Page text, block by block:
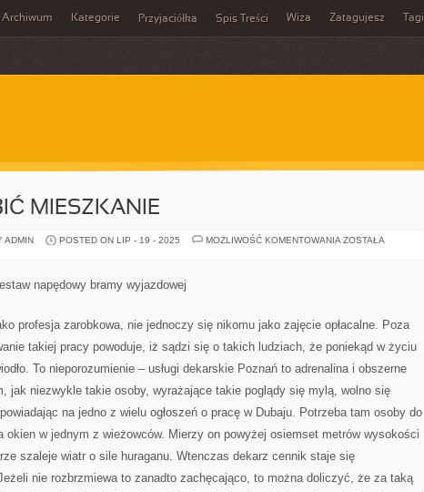
Archiwum Kategorie Przyjaciółka Spis Treści Wiza Zatagujesz Tagi
MIESZKANIE
ADMIN POSTED ON LIP - 19 - 2025 MOŻLIWOŚĆ KOMENTOWANIA OZDOBIĆ
ZOSTAŁA
napędowy bramy wyjazdowej
profesja zarobkowa, nie jednoczy się nikomu jako zajęcie opłacalne. Poza
takiej pracy powoduje, iż sądzi się o takich ludziach, że poniekąd w życiu
To nieporozumienie – usługi dekarskie Poznań to adrenalina i obszerne
jak niezwykle takie osoby, wyrażające takie poglądy się mylą, wolno się
na jedno z wielu ogłoszeń o pracę w Dubaju. Potrzeba tam osoby do
okien w jednym z wieżowców. Mierzy on powyżej osiemset metrów wysokości
szaleje wiatr o sile huraganu. Wtenczas dekarz cennik staje się
nie rozbrzmiewa to zanadto zachęcająco, to można doliczyć, że za taką